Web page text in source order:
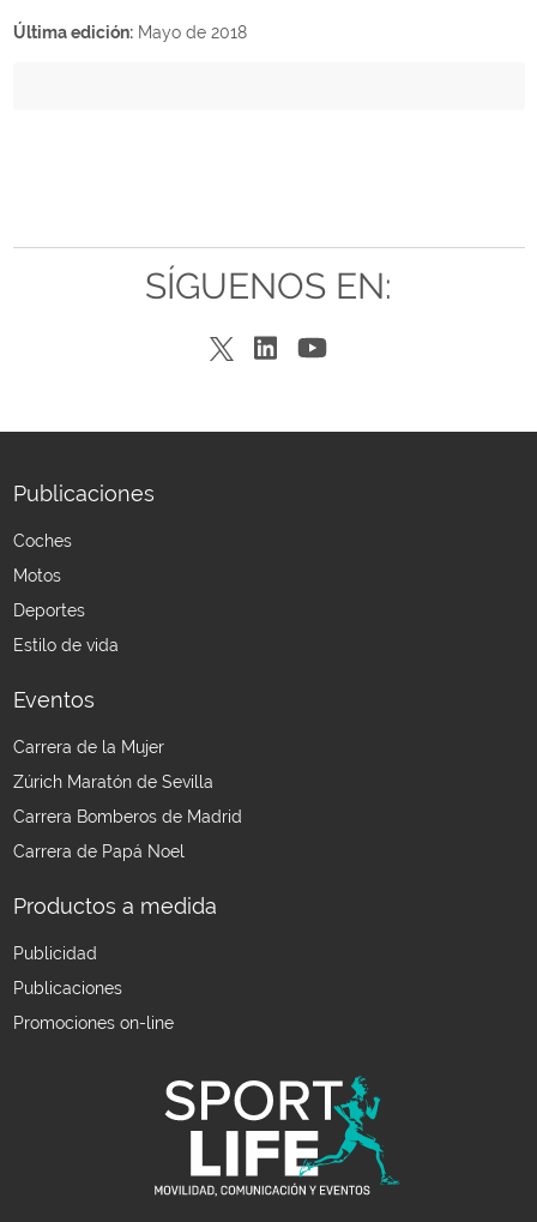
Última edición:Mayo de 2018
SÍGUENOS EN:
Publicaciones
Coches
Motos
Deportes
Estilo de vida
Eventos
Carrera de la Mujer
Zúrich Maratón de Sevilla
Carrera Bomberos de Madrid
Carrera de Papá Noel
Productos a medida
Publicidad
Publicaciones
Promociones on-line